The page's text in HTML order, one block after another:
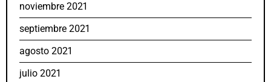
noviembre 2021
septiembre 2021
agosto 2021
julio 2021